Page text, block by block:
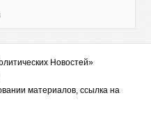
Новостей»
материалов, ссылка на